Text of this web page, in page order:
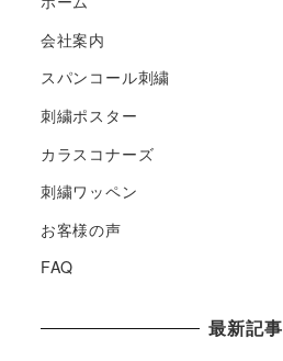
会社案内
スパンコール刺繍
刺繍ポスター
カラスコナーズ
刺繍ワッペン
お客様の声
FAQ
最新記事